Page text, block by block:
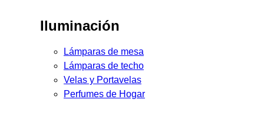
Iluminación
Lámparas de mesa
Lámparas de techo
Velas y Portavelas
Perfumes de Hogar